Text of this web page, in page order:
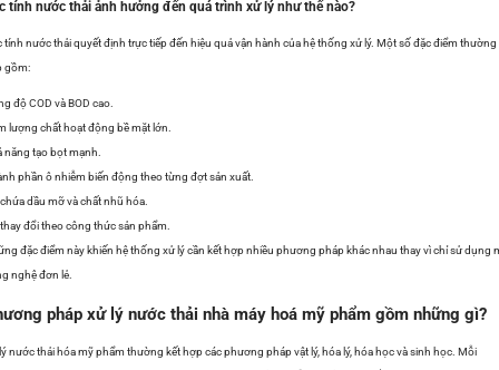
tính nước thải ảnh hưởng đến quá trình xử lý như thế nào?
tính nước thải quyết định trực tiếp đến hiệu quả vận hành của hệ thống xử lý. Một số đặc điểm thường
gồm:
độ COD và BOD cao.
lượng chất hoạt động bề mặt lớn.
năng tạo bọt mạnh.
phần ô nhiễm biến động theo từng đợt sản xuất.
dầu mỡ và chất nhũ hóa.
đổi theo công thức sản phẩm.
đặc điểm này khiến hệ thống xử lý cần kết hợp nhiều phương pháp khác nhau thay vì chỉ sử dụng
nghệ đơn lẻ.
pháp xử lý nước thải nhà máy hoá mỹ phẩm gồm những gì?
nước thải hóa mỹ phẩm thường kết hợp các phương pháp vật lý, hóa lý, hóa học và sinh học. Mỗi